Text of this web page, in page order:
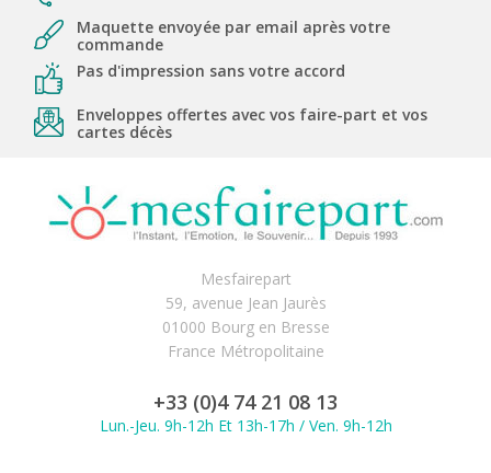
Maquette envoyée par email après votre
commande
Pas d'impression sans votre accord
Enveloppes offertes avec vos faire-part et vos
cartes décès
Mesfairepart
59, avenue Jean Jaurès
01000 Bourg en Bresse
France Métropolitaine
+33 (0)4 74 21 08 13
Lun.-Jeu. 9h-12h Et 13h-17h / Ven. 9h-12h